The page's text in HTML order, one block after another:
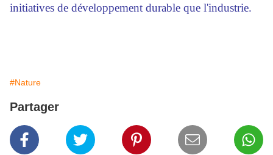
initiatives de développement durable que l'industrie.
#Nature
Partager